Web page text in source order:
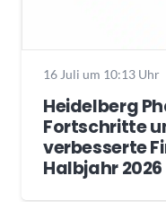
16 Juli um 10:13 Uhr
Heidelberg
Fortschritte
verbesserte
Halbjahr 2026